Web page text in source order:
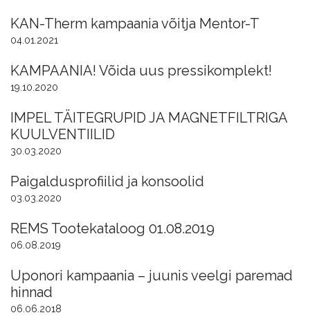
KAN-Therm kampaania võitja Mentor-T
04.01.2021
KAMPAANIA! Võida uus pressikomplekt!
19.10.2020
IMPEL TÄITEGRUPID JA MAGNETFILTRIGA
KUULVENTIILID
30.03.2020
Paigaldusprofiilid ja konsoolid
03.03.2020
REMS Tootekataloog 01.08.2019
06.08.2019
Uponori kampaania – juunis veelgi paremad
hinnad
06.06.2018